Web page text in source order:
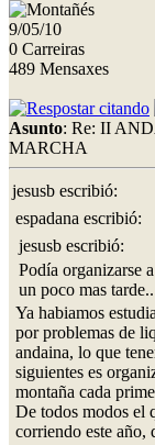
9/05/10
0 Carreiras
489 Mensaxes
Asunto: Re: II
MARCHA
jesusb escribió:
espadana escribió:
jesusb escribió:
Podía organizarse
un poco mas
Ya habiamos
por problemas de
andaina, lo que
siguientes es
montaña cada
De todos modos el
corriendo este año,